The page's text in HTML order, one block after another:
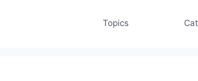
Topics